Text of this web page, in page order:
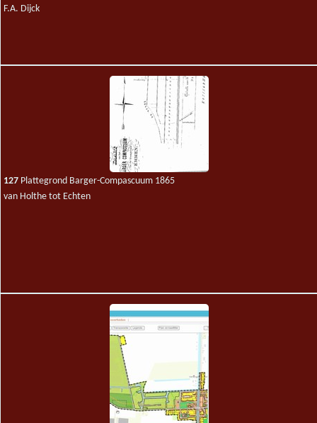
F.A. Dijck
127 Plattegrond Barger-Compascuum 1865
van Holthe tot Echten